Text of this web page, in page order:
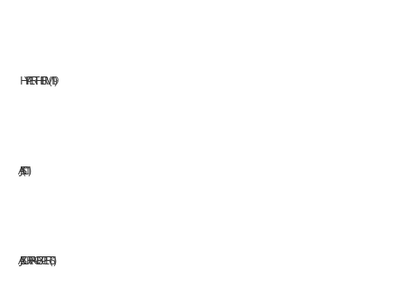
HYPERTHERM19
JASIC11
JAZ SURFACE EXPERTS1